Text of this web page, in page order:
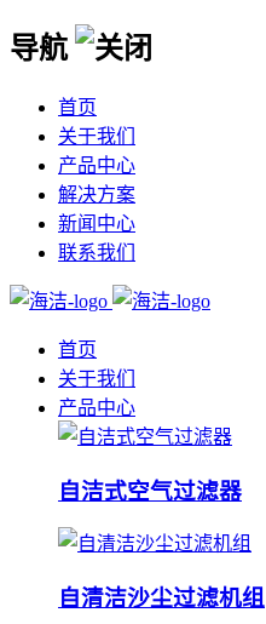
导航
首页
关于我们
产品中心
解决方案
新闻中心
联系我们
首页
关于我们
产品中心
自洁式空气过滤器
自清洁沙尘过滤机组